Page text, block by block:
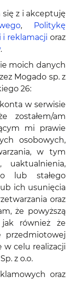
się z i akceptuję
,
Politykę
i reklamacji oraz
.
moich danych
Mogado sp. z
26:
w serwisie
zostałem/am
mi prawie
osobowych,
w tym
lub stałego
ich usunięcia
oraz
że powyższą
jak również że
przedmiotowej
celu realizacji
z o.o.
oraz